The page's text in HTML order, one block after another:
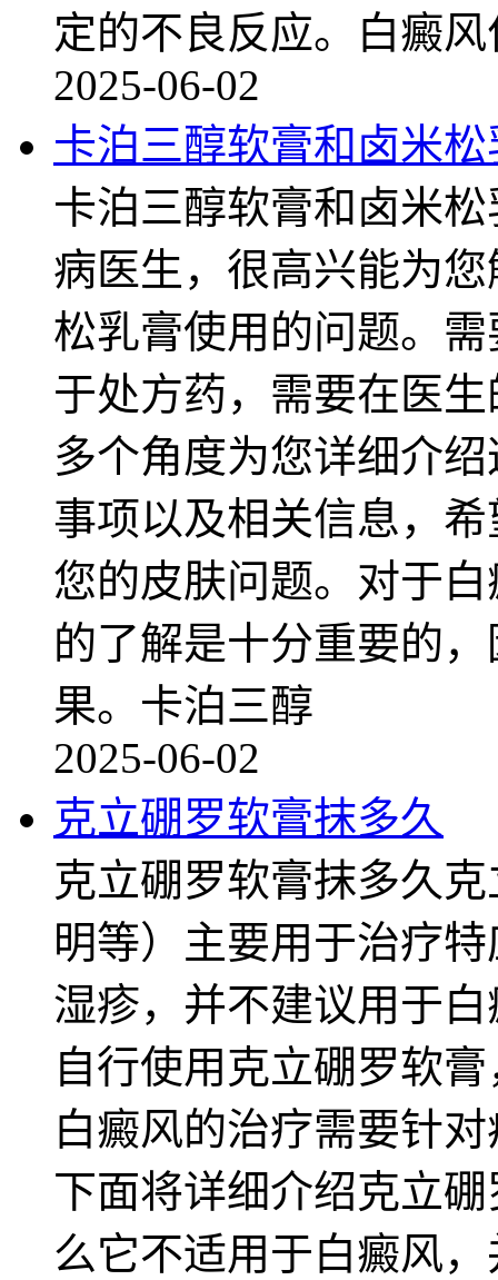
定的不良反应。白癜
2025-06-02
卡泊三醇软膏和卤米
卡泊三醇软膏和卤米
病医生，很高兴能为
松乳膏使用的问题。
于处方药，需要在医
多个角度为您详细介
事项以及相关信息，
您的皮肤问题。对于
的了解是十分重要的
果。卡泊三醇
2025-06-02
克立硼罗软膏抹多久
克立硼罗软膏抹多久
明等）主要用于治疗
湿疹，并不建议用于
自行使用克立硼罗软
白癜风的治疗需要针
下面将详细介绍克立
么它不适用于白癜风